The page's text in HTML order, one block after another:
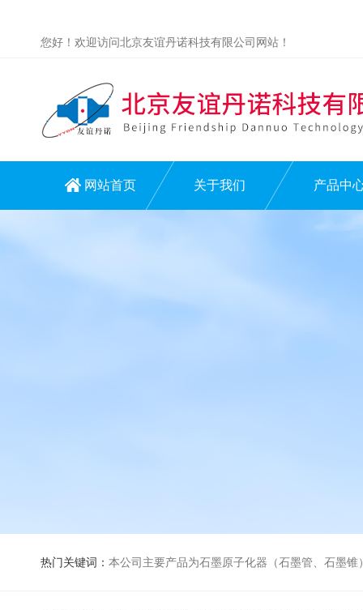
您好！欢迎访问北京友谊丹诺科技有限公司网站！
网站首页 关于我们 产品中
热门关键词： 本公司主要产品为石墨原子化器（石墨管、石墨锥）、元素空心阴极灯、氘灯、空心